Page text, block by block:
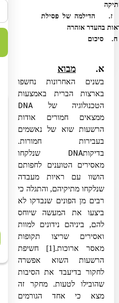
של פסילת
בהעדר אזהרה
. סיכום
א. מבוא
בשנים האחרונות נחשפו
בארצות הברית באמצעות
הטכנולוגיה של
DNA
ממצאים חמורים אודות
הרשעות שוא של נאשמים
בעבירות חמורות.
בדיקותDNA
שנלקחו
מאסירים הטוענים לחפותם
הושוו עם ראיות מעבדה
שנלקחו מתיקיהם, והתגלה כי
רבים מן הפונים שנבדקו לא
ביצעו את המעשה שיוחס
להם, ביניהם נידונים למוות
ואסירים שריצו תקופות
מאסר ארוכות.[1]
חשיפת
הרשעות השוא אפשרה
לחקור בדיעבד את הסיבות
שהובילו לטעות. מחקר זה
מצא כי אחד הגורמים